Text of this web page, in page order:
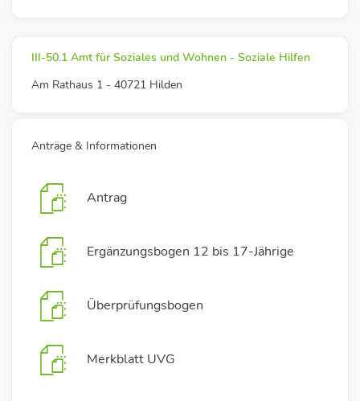
III-50.1 Amt für Soziales und Wohnen - Soziale Hilfen
Am Rathaus 1 - 40721 Hilden
Anträge & Informationen
Antrag
Ergänzungsbogen 12 bis 17-Jährige
Überprüfungsbogen
Merkblatt UVG